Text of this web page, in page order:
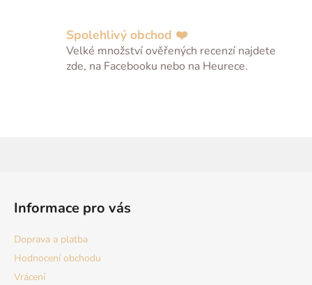
u
Spolehlivý obchod ❤️
Velké množství ověřených recenzí najdete
zde, na Facebooku nebo na Heurece.
Informace pro vás
Doprava a platba
Hodnocení obchodu
Vrácení